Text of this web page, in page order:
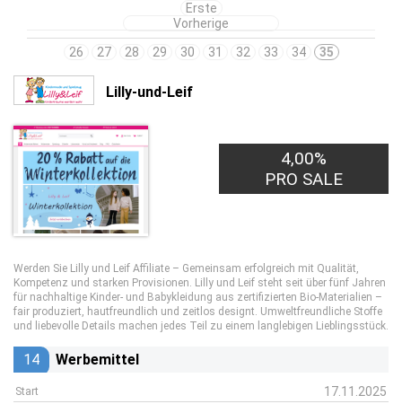
Erste
Vorherige
26
27 28 29 30 31 32 33 34 35
Lilly-und-Leif
4,00%
PRO SALE
Werden Sie Lilly und Leif Affiliate – Gemeinsam erfolgreich mit Qualität,
Kompetenz und starken Provisionen. Lilly und Leif steht seit über fünf Jahren
für nachhaltige Kinder- und Babykleidung aus zertifizierten Bio-Materialien –
fair produziert, hautfreundlich und zeitlos designt. Umweltfreundliche Stoffe
und liebevolle Details machen jedes Teil zu einem langlebigen Lieblingsstück.
14 Werbemittel
Start 17.11.2025